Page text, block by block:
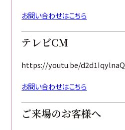
お問い合わせはこちら
テレビCM
https://youtu.be/d2d1IqylnaQ
お問い合わせはこちら
ご来場のお客様へ